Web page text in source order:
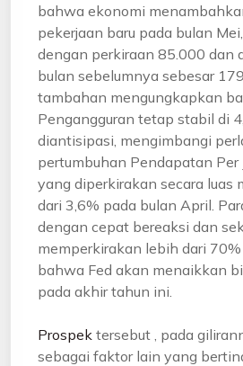
bahwa ekonomi
pekerjaan baru pada bulan
dengan perkiraan 85.000 dan
bulan sebelumnya sebesar
tambahan mengungkapkan
Pengangguran tetap stabil di
diantisipasi, mengimbangi
pertumbuhan Pendapatan Per
yang diperkirakan secara luas
dari 3,6% pada bulan April.
dengan cepat bereaksi dan
memperkirakan lebih dari
bahwa Fed akan menaikkan
pada akhir tahun ini.
Prospek tersebut , pada
sebagai faktor lain yang